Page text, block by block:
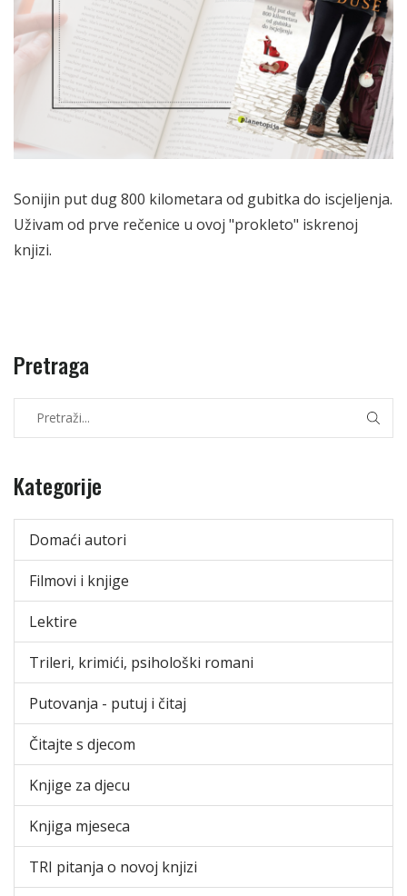
Sonijin put dug 800 kilometara od gubitka do iscjeljenja.
Uživam od prve rečenice u ovoj "prokleto" iskrenoj
knjizi.
Pretraga
Kategorije
Domaći autori
Filmovi i knjige
Lektire
Trileri, krimići, psihološki romani
Putovanja - putuj i čitaj
Čitajte s djecom
Knjige za djecu
Knjiga mjeseca
TRI pitanja o novoj knjizi